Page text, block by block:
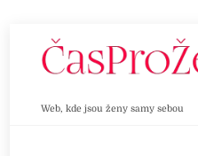
Web, kde jsou ženy samy sebou